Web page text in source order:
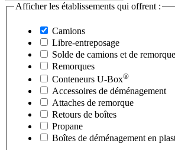
Afficher les établissements qui offrent :
Camions
Libre-entreposage
Solde de camions et de
Remorques
Conteneurs U-Box®
Accessoires de déménagement
Attaches de remorque
Retours de boîtes
Propane
Boîtes de déménagement en